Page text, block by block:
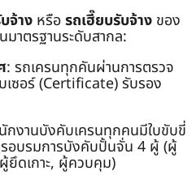
จ้าง หรือรถเฮี๊ยบรับจ้าง ของ
มาตรฐานระดับสากล:
: รถเครนทุกคันผ่านการตรวจ
เซอร์ (Certificate) รับรอง
กงานบังคับเครนทุกคนมีใบขับขี่
รอบรมการบังคับปั้นจั่น 4 ผู้ (ผู้
ดเกาะ, ผู้ควบคุม)